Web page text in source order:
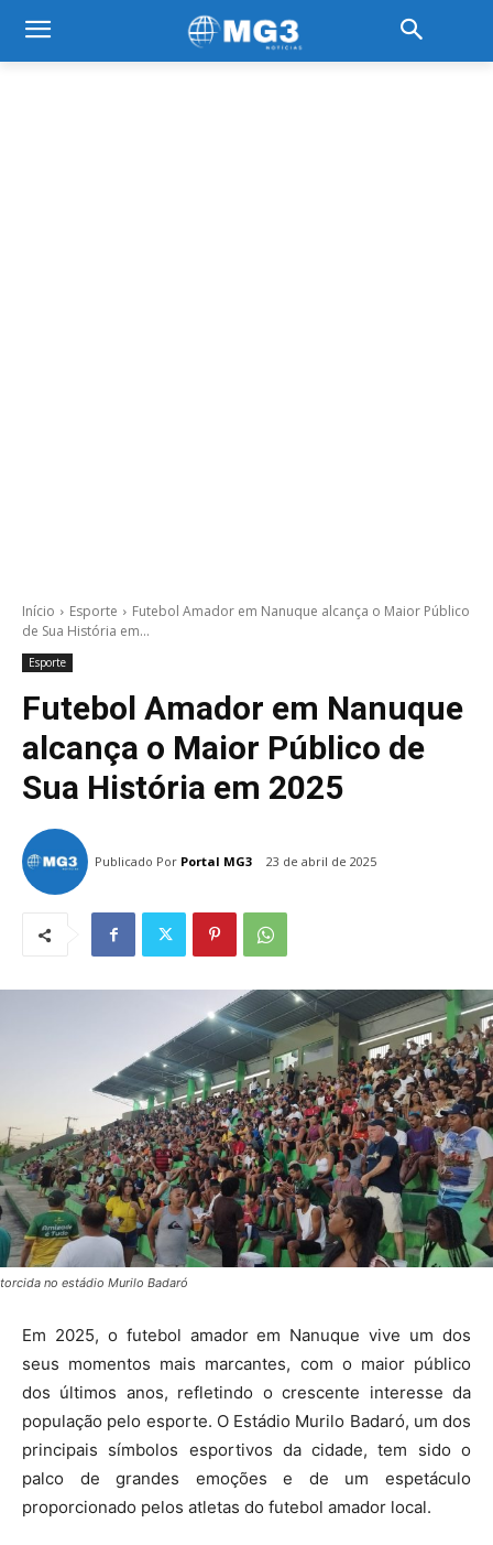
Início Esporte
Futebol Amador em Nanuque alcança o Maior Público
de Sua História em...
Esporte
Futebol Amador em Nanuque
alcança o Maior Público de
Sua História em 2025
Publicado Por Portal MG3 23 de abril de 2025
torcida no estádio Murilo Badaró
Em 2025, o futebol amador em Nanuque vive um dos
seus momentos mais marcantes, com o maior público
dos últimos anos, refletindo o crescente interesse da
população pelo esporte. O Estádio Murilo Badaró, um dos
principais símbolos esportivos da cidade, tem sido o
palco de grandes emoções e de um espetáculo
proporcionado pelos atletas do futebol amador local.